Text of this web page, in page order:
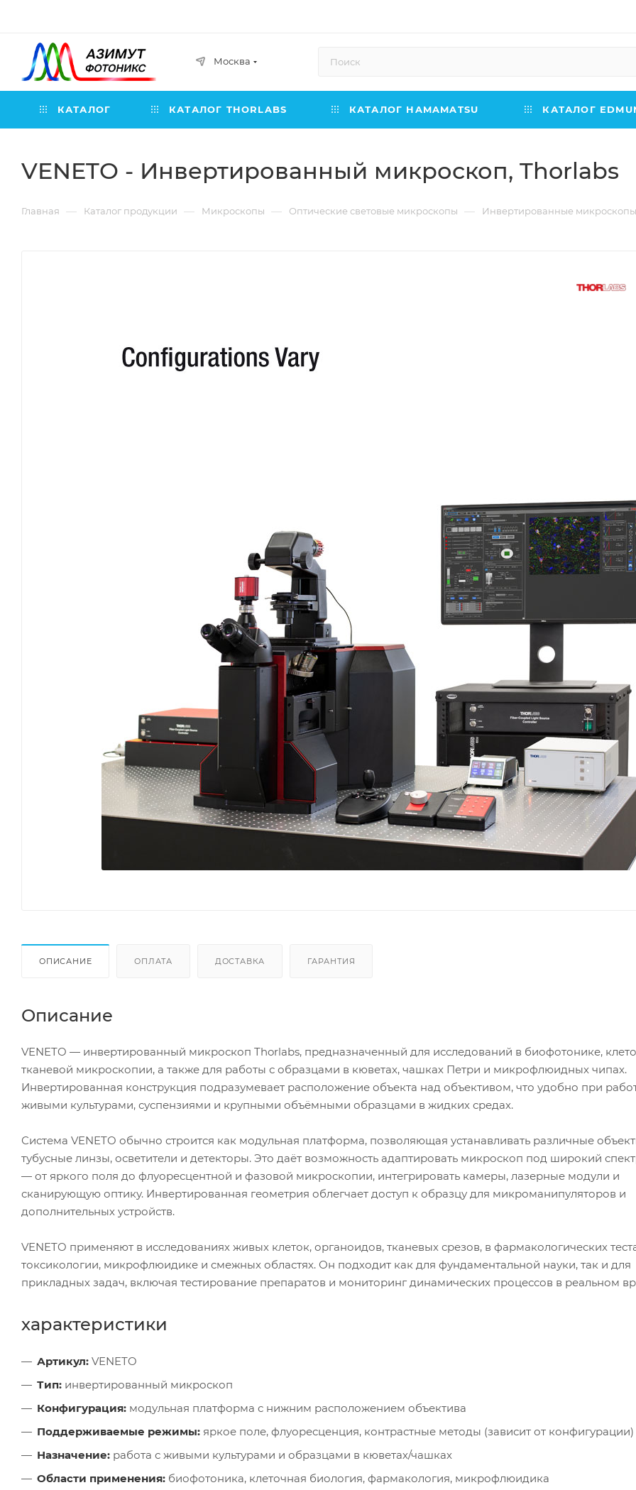
Москва
КАТАЛОГ КАТАЛОГ THORLABS КАТАЛОГ HAMAMATSU КАТАЛОГ
VENETO - Инвертированный микроскоп, Thorlabs
Главная — Каталог продукции — Микроскопы — Оптические световые микроскопы — Инвертированные микроскопы
ОПИСАНИЕ ОПЛАТА ДОСТАВКА ГАРАНТИЯ
Описание
VENETO — инвертированный микроскоп Thorlabs, предназначенный для исследований в биофотонике,
тканевой микроскопии, а также для работы с образцами в кюветах, чашках Петри и микрофлюидных чипах.
Инвертированная конструкция подразумевает расположение объекта над объективом, что удобно при
живыми культурами, суспензиями и крупными объёмными образцами в жидких средах.
Система VENETO обычно строится как модульная платформа, позволяющая устанавливать различные
тубусные линзы, осветители и детекторы. Это даёт возможность адаптировать микроскоп под широкий
— от яркого поля до флуоресцентной и фазовой микроскопии, интегрировать камеры, лазерные модули и
сканирующую оптику. Инвертированная геометрия облегчает доступ к образцу для микроманипуляторов и
дополнительных устройств.
VENETO применяют в исследованиях живых клеток, органоидов, тканевых срезов, в фармакологических
токсикологии, микрофлюидике и смежных областях. Он подходит как для фундаментальной науки, так и для
прикладных задач, включая тестирование препаратов и мониторинг динамических процессов в реальном
характеристики
Артикул: VENETO
Тип: инвертированный микроскоп
Конфигурация: модульная платформа с нижним расположением объектива
Поддерживаемые режимы: яркое поле, флуоресценция, контрастные методы (зависит от конфигурации)
Назначение: работа с живыми культурами и образцами в кюветах/чашках
Области применения: биофотоника, клеточная биология, фармакология, микрофлюидика